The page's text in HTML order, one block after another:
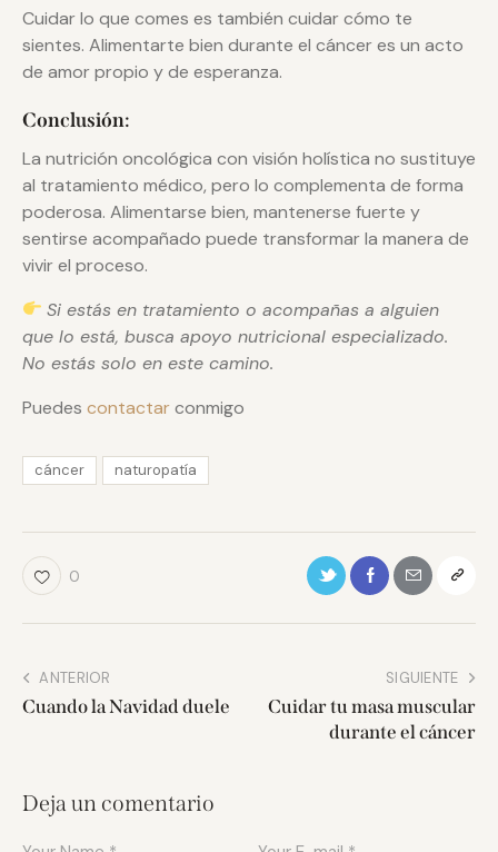
Cuidar lo que comes es también cuidar cómo te
sientes. Alimentarte bien durante el cáncer es un acto
de amor propio y de esperanza.
Conclusión:
La nutrición oncológica con visión holística no sustituye
al tratamiento médico, pero lo complementa de forma
poderosa. Alimentarse bien, mantenerse fuerte y
sentirse acompañado puede transformar la manera de
vivir el proceso.
Si estás en tratamiento o acompañas a alguien
que lo está, busca apoyo nutricional especializado.
No estás solo en este camino.
Puedes contactarconmigo
cáncer naturopatía
0
ANTERIOR
Cuando la Navidad duele
SIGUIENTE
Cuidar tu masa muscular
durante el cáncer
Deja un comentario